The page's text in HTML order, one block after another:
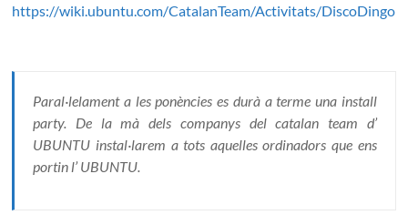
https://wiki.ubuntu.com/CatalanTeam/Activitats/DiscoDingo
Paral·lelament a les ponències es durà a terme una install
party. De la mà dels companys del catalan team d’
UBUNTU instal·larem a tots aquelles ordinadors que ens
portin l’ UBUNTU.